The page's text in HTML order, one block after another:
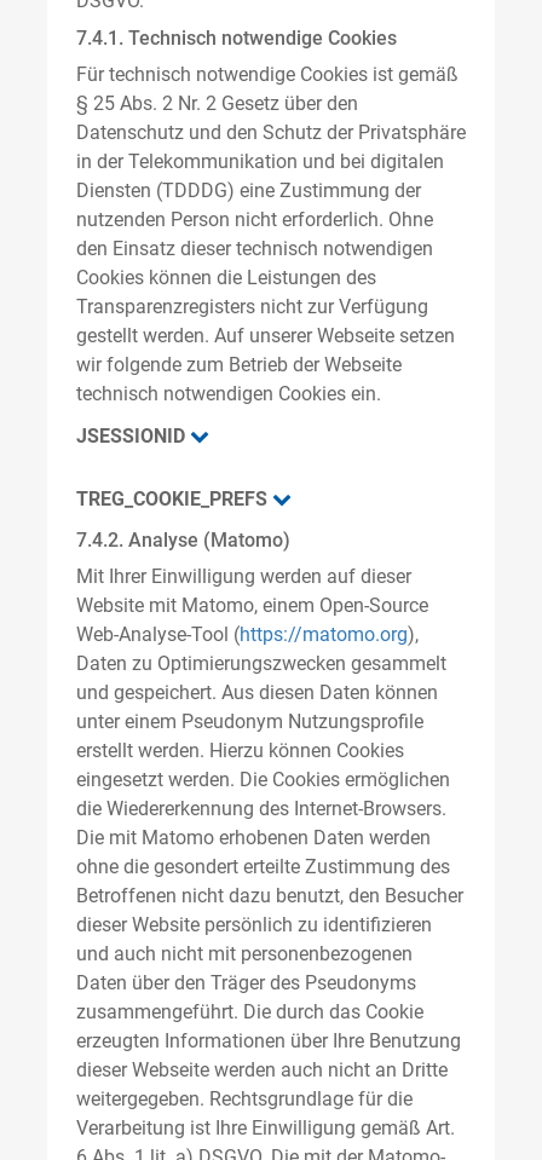
7.4.1. Technisch notwendige Cookies
Für technisch notwendige Cookies ist gemäß
§ 25 Abs. 2 Nr. 2 Gesetz über den
Datenschutz und den Schutz der Privatsphäre
in der Telekommunikation und bei digitalen
Diensten (TDDDG) eine Zustimmung der
nutzenden Person nicht erforderlich. Ohne
den Einsatz dieser technisch notwendigen
Cookies können die Leistungen des
Transparenzregisters nicht zur Verfügung
gestellt werden. Auf unserer Webseite setzen
wir folgende zum Betrieb der Webseite
technisch notwendigen Cookies ein.
JSESSIONID
TREG_COOKIE_PREFS
7.4.2. Analyse (Matomo)
Mit Ihrer Einwilligung werden auf dieser
Website mit Matomo, einem Open-Source
Web-Analyse-Tool (https://matomo.org),
Daten zu Optimierungszwecken gesammelt
und gespeichert. Aus diesen Daten können
unter einem Pseudonym Nutzungsprofile
erstellt werden. Hierzu können Cookies
eingesetzt werden. Die Cookies ermöglichen
die Wiedererkennung des Internet-Browsers.
Die mit Matomo erhobenen Daten werden
ohne die gesondert erteilte Zustimmung des
Betroffenen nicht dazu benutzt, den Besucher
dieser Website persönlich zu identifizieren
und auch nicht mit personenbezogenen
Daten über den Träger des Pseudonyms
zusammengeführt. Die durch das Cookie
erzeugten Informationen über Ihre Benutzung
dieser Webseite werden auch nicht an Dritte
weitergegeben. Rechtsgrundlage für die
Verarbeitung ist Ihre Einwilligung gemäß Art.